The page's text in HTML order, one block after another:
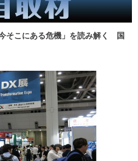
そこにある危機」を読み解く 国